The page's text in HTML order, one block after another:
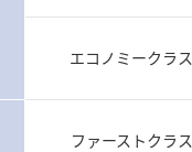
エコノミークラス
ファーストクラス